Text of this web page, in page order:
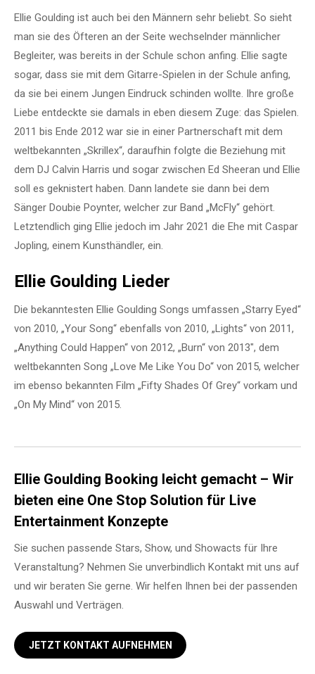
Ellie Goulding ist auch bei den Männern sehr beliebt. So sieht
man sie des Öfteren an der Seite wechselnder männlicher
Begleiter, was bereits in der Schule schon anfing. Ellie sagte
sogar, dass sie mit dem Gitarre-Spielen in der Schule anfing,
da sie bei einem Jungen Eindruck schinden wollte. Ihre große
Liebe entdeckte sie damals in eben diesem Zuge: das Spielen.
2011 bis Ende 2012 war sie in einer Partnerschaft mit dem
weltbekannten „Skrillex“, daraufhin folgte die Beziehung mit
dem DJ Calvin Harris und sogar zwischen Ed Sheeran und Ellie
soll es geknistert haben. Dann landete sie dann bei dem
Sänger Doubie Poynter, welcher zur Band „McFly“ gehört.
Letztendlich ging Ellie jedoch im Jahr 2021 die Ehe mit Caspar
Jopling, einem Kunsthändler, ein.
Ellie Goulding Lieder
Die bekanntesten Ellie Goulding Songs umfassen „Starry Eyed“
von 2010, „Your Song“ ebenfalls von 2010, „Lights“ von 2011,
„Anything Could Happen“ von 2012, „Burn“ von 2013″, dem
weltbekannten Song „Love Me Like You Do“ von 2015, welcher
im ebenso bekannten Film „Fifty Shades Of Grey“ vorkam und
„On My Mind“ von 2015.
Ellie Goulding Booking leicht gemacht – Wir
bieten eine One Stop Solution für Live
Entertainment Konzepte
Sie suchen passende Stars, Show, und Showacts für Ihre
Veranstaltung? Nehmen Sie unverbindlich Kontakt mit uns auf
und wir beraten Sie gerne. Wir helfen Ihnen bei der passenden
Auswahl und Verträgen.
JETZT KONTAKT AUFNEHMEN